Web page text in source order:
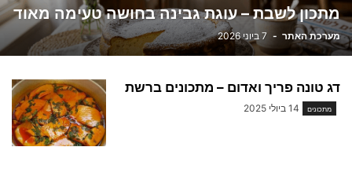
מתכון לשבת – עוגת גבינה בחושה טעימה מאוד
מערכת האתר - 7 ביוני 2026
דג טונה פריך ואדום – מתכונים ברשת
מתכונים 14 ביולי 2025